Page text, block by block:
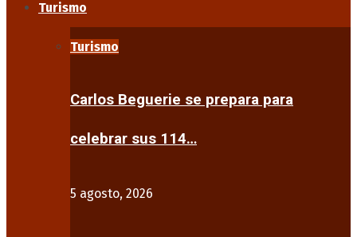
Turismo
Turismo
Carlos Beguerie se prepara para
celebrar sus 114…
5 agosto, 2026